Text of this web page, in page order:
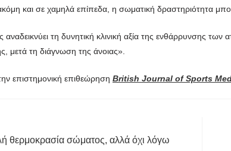
και σε χαμηλά επίπεδα, η σωματική δραστηριότητα
τη δυνητική κλινική αξία της ενθάρρυνσης
μετά τη διάγνωση της άνοιας».
επιστημονική επιθεώρηση British Journal of Sports
θερμοκρασία σώματος, αλλά όχι λόγω